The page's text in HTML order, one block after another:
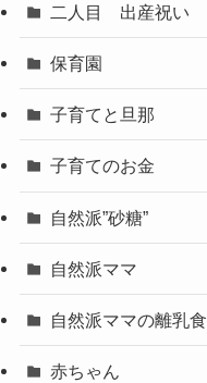
二人目 出産祝い
保育園
子育てと旦那
子育てのお金
自然派”砂糖”
自然派ママ
自然派ママの離乳食
赤ちゃん